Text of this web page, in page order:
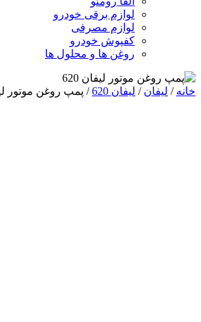
لوازم برقی خودرو
لوازم مصرفی
کفپوش خودرو
روغن ها و محلول ها
خانه / لیفان / لیفان 620 / پمپ روغن موتور لیفان 620